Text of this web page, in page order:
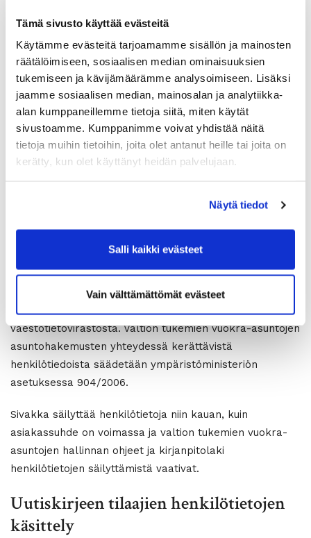
Tämä sivusto käyttää evästeitä
Käytämme evästeitä tarjoamamme sisällön ja mainosten
räätälöimiseen, sosiaalisen median ominaisuuksien
tukemiseen ja kävijämäärämme analysoimiseen. Lisäksi
jaamme sosiaalisen median, mainosalan ja analytiikka-
alan kumppaneillemme tietoja siitä, miten käytät
sivustoamme. Kumppanimme voivat yhdistää näitä
tietoja muihin tietoihin, joita olet antanut heille tai joita on
kerätty, kun olet käyttänyt heidän palvelujaan.
Näytä tiedot
Salli kaikki evästeet
Vain välttämättömät evästeet
etu- ja sukunimet sekä henkilötunnus, alaikäisiltä
henkilötunnuksen sijaan syntymäaika, rekisteröidyn
suostumuksella samassa taloudessa asuvien henkilöiden
etu- ja sukunimet sekä henkilötunnukset, mahdollinen
hakijan raskaustieto, kansalaisuustiedot sekä
mahdolliset passi- tai EU-henkilökorttitiedot sellaisilta
henkilöiltä, joilla ei ole suomalaista henkilötunnusta,
tieto mahdollisesta edunvalvonnasta, tieto
mahdollisesta työnantajasta sekä arvosta tai
velkajärjestelytieto, perintätieto, hakuvaiheen
Sivakka kerää henkilötietoja pääasiassa asiakkaalta
itseltään. Lisäksi henkilötietoja voidaan kerätä Suomen
Asiakastieto Oy:n luottotietorekisteristä sekä Digi- ja
väestötietovirastosta. Valtion tukemien vuokra-asuntojen
asuntohakemusten yhteydessä kerättävistä
henkilötiedoista säädetään ympäristöministeriön
asetuksessa 904/2006.
Sivakka säilyttää henkilötietoja niin kauan, kuin
asiakassuhde on voimassa ja valtion tukemien vuokra-
asuntojen hallinnan ohjeet ja kirjanpitolaki
henkilötietojen säilyttämistä vaativat.
Uutiskirjeen tilaajien henkilötietojen
käsittely